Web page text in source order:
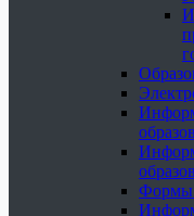
Формы